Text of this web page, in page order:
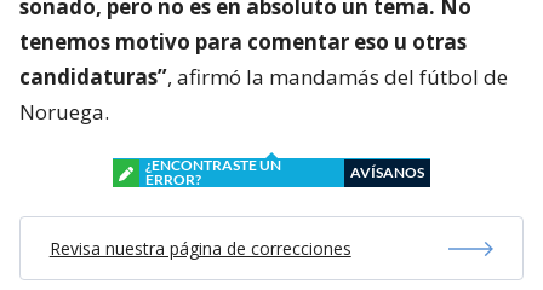
sonado, pero no es en absoluto un tema. No
tenemos motivo para comentar eso u otras
candidaturas”, afirmó la mandamás del fútbol de
Noruega.
¿ENCONTRASTE UN
ERROR?
AVÍSANOS
Revisa nuestra página de correcciones